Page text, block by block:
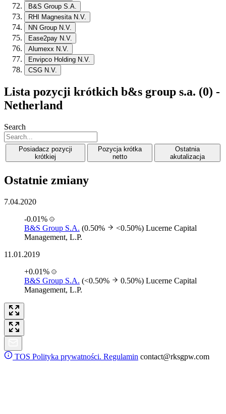
B&S Group S.A.
RHI Magnesita N.V.
NN Group N.V.
Ease2pay N.V.
Alumexx N.V.
Envipco Holding N.V.
CSG N.V.
Lista pozycji krótkich b&s group s.a. (0) -
Netherland
Search
Posiadacz pozycji
krótkiej
Pozycja krótka
netto
Ostatnia
akutalizacja
Ostatnie zmiany
7.04.2020
-0.01%
B&S Group S.A. (0.50% <0.50%) Lucerne Capital
Management, L.P.
11.01.2019
+0.01%
B&S Group S.A. (<0.50% 0.50%) Lucerne Capital
Management, L.P.
TOS Polityka prywatności. Regulamin contact@rksgpw.com